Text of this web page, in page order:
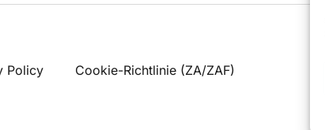
Policy Cookie-Richtlinie (ZA/ZAF)